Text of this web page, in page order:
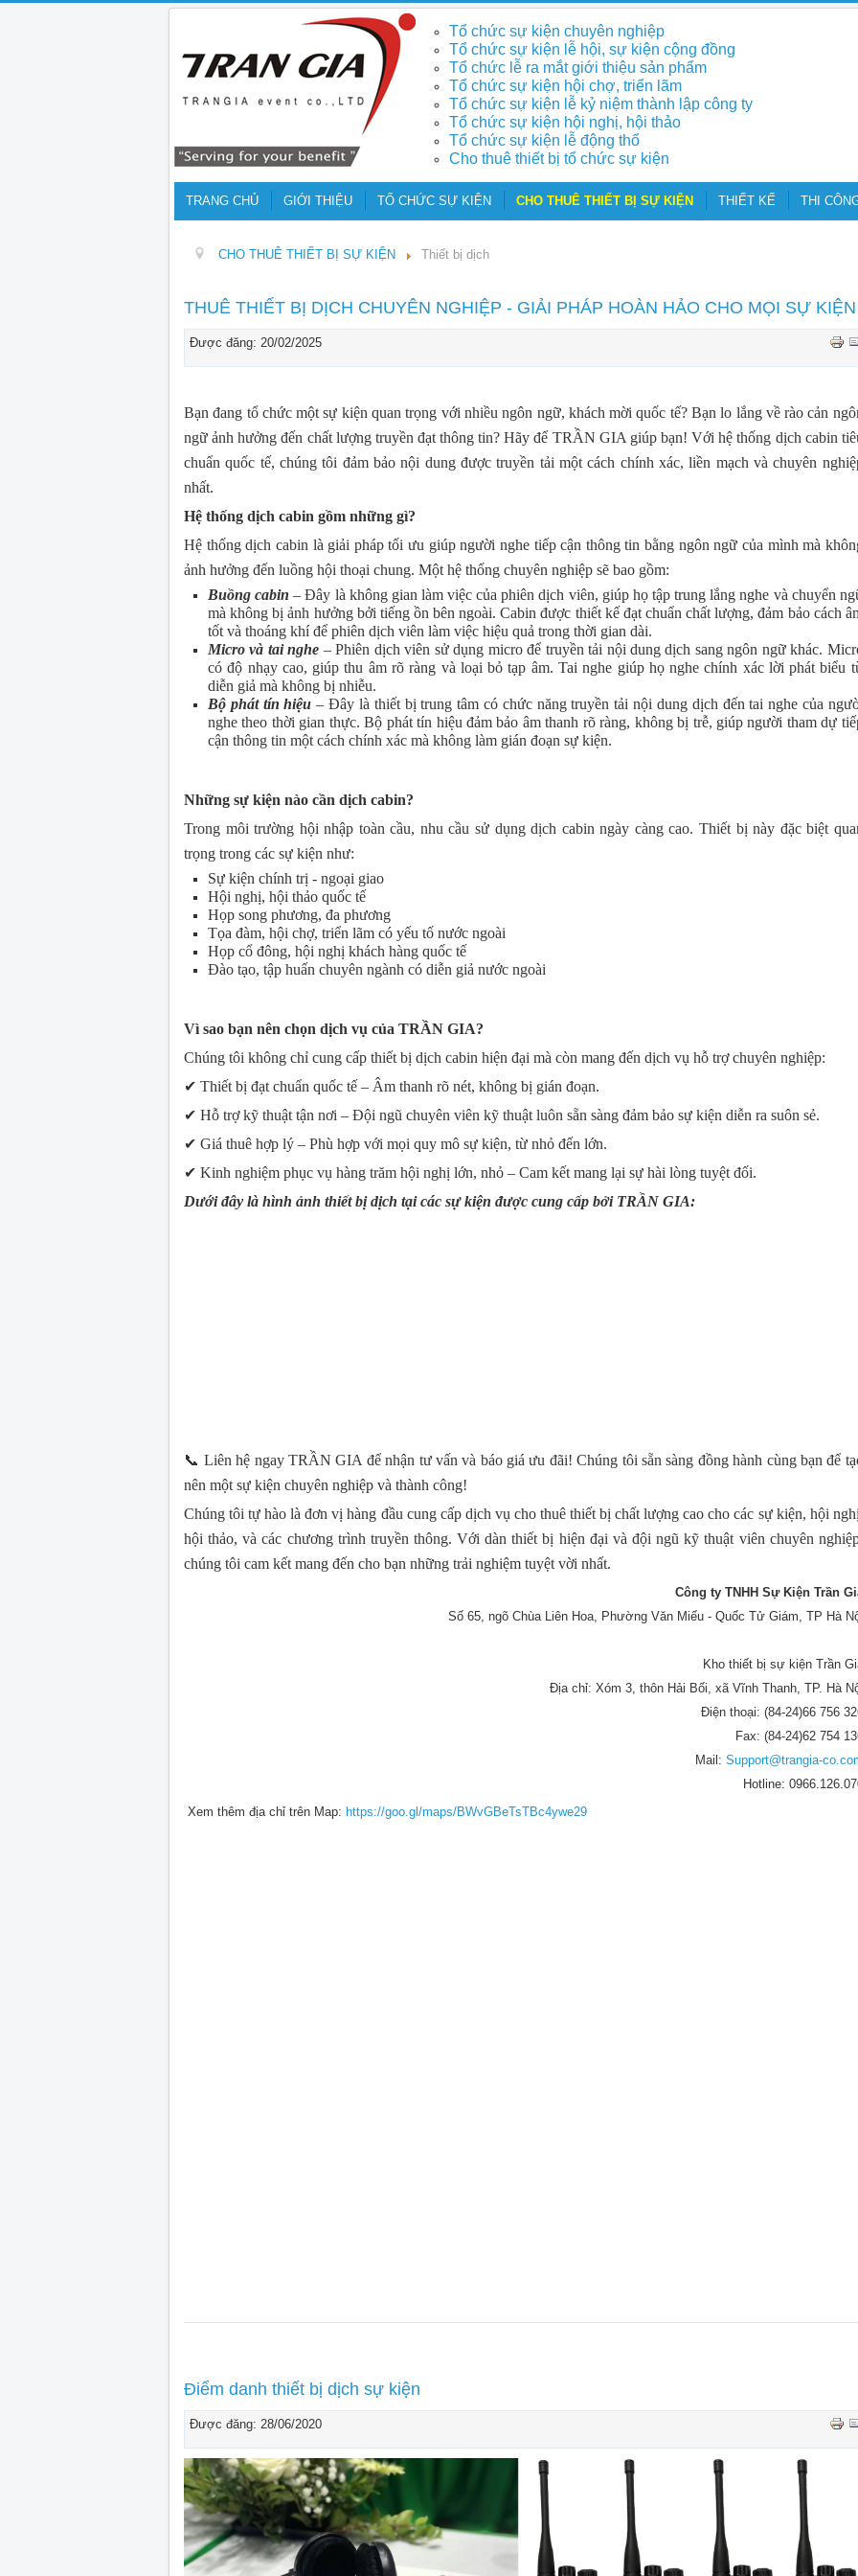
Tổ chức sự kiện chuyên nghiệp
Tổ chức sự kiện lễ hội, sự kiện cộng đồng
Tổ chức lễ ra mắt giới thiệu sản phẩm
Tổ chức sự kiện hội chợ, triển lãm
Tổ chức sự kiện lễ kỷ niệm thành lập công ty
Tổ chức sự kiện hội nghị, hội thảo
Tổ chức sự kiện lễ động thổ
Cho thuê thiết bị tổ chức sự kiện
TRANG CHỦ GIỚI THIỆU TỔ CHỨC SỰ KIỆN CHO THUÊ THIẾT BỊ SỰ KIỆN THIẾT KẾ THI
CHO THUÊ THIẾT BỊ SỰ KIỆN Thiết bị dịch
THUÊ THIẾT BỊ DỊCH CHUYÊN NGHIỆP - GIẢI PHÁP HOÀN HẢO CHO MỌI SỰ KIỆN
Được đăng: 20/02/2025
Bạn đang tổ chức một sự kiện quan trọng với nhiều ngôn ngữ, khách mời quốc tế? Bạn lo lắng về rào cản
ngữ ảnh hưởng đến chất lượng truyền đạt thông tin? Hãy để TRẦN GIA giúp bạn! Với hệ thống dịch cabin
chuẩn quốc tế, chúng tôi đảm bảo nội dung được truyền tải một cách chính xác, liền mạch và chuyên
nhất.
Hệ thống dịch cabin gồm những gì?
Hệ thống dịch cabin là giải pháp tối ưu giúp người nghe tiếp cận thông tin bằng ngôn ngữ của mình mà
ảnh hưởng đến luồng hội thoại chung. Một hệ thống chuyên nghiệp sẽ bao gồm:
Buồng cabin – Đây là không gian làm việc của phiên dịch viên, giúp họ tập trung lắng nghe và chuyển
mà không bị ảnh hưởng bởi tiếng ồn bên ngoài. Cabin được thiết kế đạt chuẩn chất lượng, đảm bảo cách
tốt và thoáng khí để phiên dịch viên làm việc hiệu quả trong thời gian dài.
Micro và tai nghe – Phiên dịch viên sử dụng micro để truyền tải nội dung dịch sang ngôn ngữ khác.
có độ nhạy cao, giúp thu âm rõ ràng và loại bỏ tạp âm. Tai nghe giúp họ nghe chính xác lời phát biểu
diễn giả mà không bị nhiễu.
Bộ phát tín hiệu – Đây là thiết bị trung tâm có chức năng truyền tải nội dung dịch đến tai nghe của
nghe theo thời gian thực. Bộ phát tín hiệu đảm bảo âm thanh rõ ràng, không bị trễ, giúp người tham dự
cận thông tin một cách chính xác mà không làm gián đoạn sự kiện.
Những sự kiện nào cần dịch cabin?
Trong môi trường hội nhập toàn cầu, nhu cầu sử dụng dịch cabin ngày càng cao. Thiết bị này đặc biệt
trọng trong các sự kiện như:
Sự kiện chính trị - ngoại giao
Hội nghị, hội thảo quốc tế
Họp song phương, đa phương
Tọa đàm, hội chợ, triển lãm có yếu tố nước ngoài
Họp cổ đông, hội nghị khách hàng quốc tế
Đào tạo, tập huấn chuyên ngành có diễn giả nước ngoài
Vì sao bạn nên chọn dịch vụ của TRẦN GIA?
Chúng tôi không chỉ cung cấp thiết bị dịch cabin hiện đại mà còn mang đến dịch vụ hỗ trợ chuyên nghiệp:
✔ Thiết bị đạt chuẩn quốc tế – Âm thanh rõ nét, không bị gián đoạn.
✔ Hỗ trợ kỹ thuật tận nơi – Đội ngũ chuyên viên kỹ thuật luôn sẵn sàng đảm bảo sự kiện diễn ra suôn sẻ.
✔ Giá thuê hợp lý – Phù hợp với mọi quy mô sự kiện, từ nhỏ đến lớn.
✔ Kinh nghiệm phục vụ hàng trăm hội nghị lớn, nhỏ – Cam kết mang lại sự hài lòng tuyệt đối.
Dưới đây là hình ảnh thiết bị dịch tại các sự kiện được cung cấp bởi TRẦN GIA:
📞 Liên hệ ngay TRẦN GIA để nhận tư vấn và báo giá ưu đãi! Chúng tôi sẵn sàng đồng hành cùng bạn để
nên một sự kiện chuyên nghiệp và thành công!
Chúng tôi tự hào là đơn vị hàng đầu cung cấp dịch vụ cho thuê thiết bị chất lượng cao cho các sự kiện, hội
hội thảo, và các chương trình truyền thông. Với dàn thiết bị hiện đại và đội ngũ kỹ thuật viên chuyên
chúng tôi cam kết mang đến cho bạn những trải nghiệm tuyệt vời nhất.
Công ty TNHH Sự Kiện Trần
Số 65, ngõ Chùa Liên Hoa, Phường Văn Miếu - Quốc Tử Giám, TP Hà
Kho thiết bị sự kiện Trần
Địa chỉ: Xóm 3, thôn Hải Bối, xã Vĩnh Thanh, TP. Hà
Điện thoại: (84-24)66 756
Fax: (84-24)62 754
Mail: Support@trangia-
Hotline:
Xem thêm địa chỉ trên Map: https://goo.gl/maps/BWvGBeTsTBc4ywe29
Điểm danh thiết bị dịch sự kiện
Được đăng: 28/06/2020